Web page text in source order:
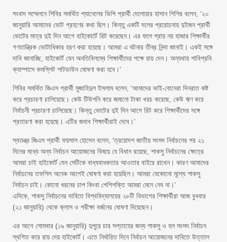
সংবাদ সম্মেলনে শিবির সমর্থিত প্যানেলের ভিপি প্রার্থী দেলোয়ার হাসান শিশির বলেন, ‘২০
জানুয়ারি আমাদের ভোট গ্রহণের কথা ছিল। কিন্তু একটি দলের প্ররোচনায় দুইজন প্রার্থী
ভোটের মাত্র দুই দিন আগে হাইকোর্টে রিট করেছেন। এর ফলে প্রায় নয় হাজার শিক্ষার্থীর
গণতান্ত্রিক ভোটাধিকার হরণ করা হয়েছে। আমরা এ ঘটনার তীব্র নিন্দা জানাই। একই সঙ্গে
দাবি জানাচ্ছি, হাইকোর্ট যেন অনতিবিলম্বে শিক্ষার্থীদের পক্ষে রায় দেন। অন্যথায় শাবিপ্রবি
ক্যাম্পাসে কমপ্লিট শাটডাউন ঘোষণা করা হবে।’
শিবির সমর্থিত জিএস প্রার্থী মুজাহিদুল ইসলাম বলেন, ‘আমাদের ভাই-বোনেরা দিনরাত কষ্ট
করে প্রচারণা চালিয়েছে। কেউ টিউশনি করে জমানো টাকা খরচ করেছে, কেউ ঋণ করে
নির্বাচনী প্রচারণা চালিয়েছে। কিন্তু ভোটের দুই দিন আগে রিট করে শিক্ষার্থীদের সঙ্গে
প্রতারণা করা হয়েছে। এটির জবাব শিক্ষার্থীরাই দেবে।’
স্বতন্ত্র জিএস প্রার্থী ফয়সাল হোসেন বলেন, ‘ত্রয়োদশ জাতীয় সংসদ নির্বাচনের পর ২১
দিনের মধ্যে অন্য নির্বাচন আয়োজনের বিষয়ে যে বিধান রয়েছে, শাকসু নির্বাচনের ক্ষেত্রে
আমরা চাই হাইকোর্ট যেন সেটিকে বাধ্যবাধকতার আওতার বাইরে রাখেন। কারণ আমাদের
নির্বাচনের তফশিল অনেক আগেই ঘোষণা করা হয়েছিল। আমরা যেকোনো মূল্যে শাকসু
নির্বাচন চাই। কোনো ধরনের চাপ কিংবা পেশিশক্তি আমরা মেনে নেব না।’
এদিকে, শাকসু নির্বাচনের দাবিতে বিশ্ববিদ্যালয়ের ২৮টি বিভাগের শিক্ষার্থীরা আজ বুধবার
(২১ জানুয়ারি) থেকে ক্লাস ও পরীক্ষা বর্জনের ঘোষণা দিয়েছেন।
এর আগে সোমবার (১৯ জানুয়ারি) দুপুরে চার সপ্তাহের জন্য শাকসু ও হল সংসদ নির্বাচন
স্থগিত করে রায় দেয় হাইকোর্ট। এতে নির্ধারিত দিনে নির্বাচন আয়োজনের দাবিতে উত্তাল